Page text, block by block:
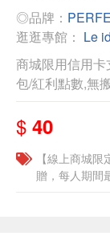
◎品牌：
逛逛專館： Le
商城限用信用
包/紅利點數,無
$ 40
【線上商城
贈，每人期間